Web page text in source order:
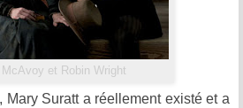
et Robin Wright
Mary Suratt a réellement existé et a